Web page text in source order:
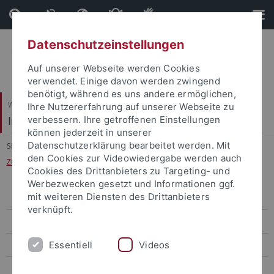
Direkt
zum
Inhalt
Direkt
zur
Fußleiste
Wirtschafts- und Sozialwissenschaftliche Fakultät
Institut für Politikwissenschaft
Sie sind hier: Startseite
...
Zur Person von apl. Professor Dr. Dr. Jörg Tremmel
Zur Person von apl. Professor Dr. Dr. Jörg Tremmel
Wissenschaftliche Monographien
Datenschutzeinstellungen
Auf unserer Webseite werden Cookies
verwendet. Einige davon werden zwingend
benötigt, während es uns andere ermöglichen,
Ihre Nutzererfahrung auf unserer Webseite zu
verbessern. Ihre getroffenen Einstellungen
können jederzeit in unserer
Datenschutzerklärung bearbeitet werden. Mit
den Cookies zur Videowiedergabe werden auch
Cookies des Drittanbieters zu Targeting- und
Werbezwecken gesetzt und Informationen ggf.
mit weiteren Diensten des Drittanbieters
verknüpft.
Essentiell Videos